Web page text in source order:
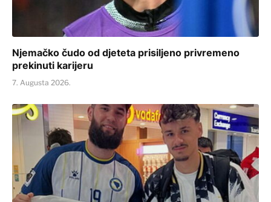
Njemačko čudo od djeteta prisiljeno privremeno
prekinuti karijeru
7. Augusta 2026.